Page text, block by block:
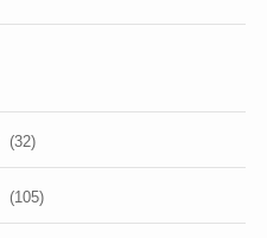
(32)
(105)